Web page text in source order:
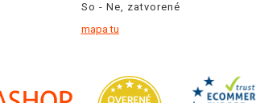
So - Ne, zatvorené
mapa tu